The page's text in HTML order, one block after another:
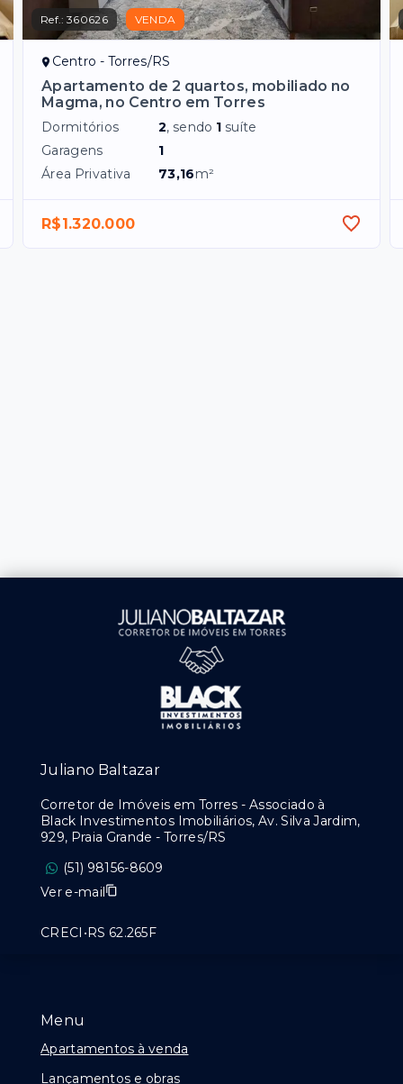
Ref.:360626 VENDA
Centro - Torres/RS
Apartamento de 2 quartos, mobiliado no
Magma, no Centro em Torres
Dormitórios 2, sendo 1 suíte
Garagens
1
Área Privativa
73,16m²
R$1.320.000
Menu
Apartamentos à venda
Lançamentos e obras
Juliano Baltazar
Corretor de Imóveis em Torres - Associado à
Black Investimentos Imobiliários, Av. Silva Jardim,
929, Praia Grande - Torres/RS
(51) 98156-8609
Ver e-mail
CRECI•RS 62.265F